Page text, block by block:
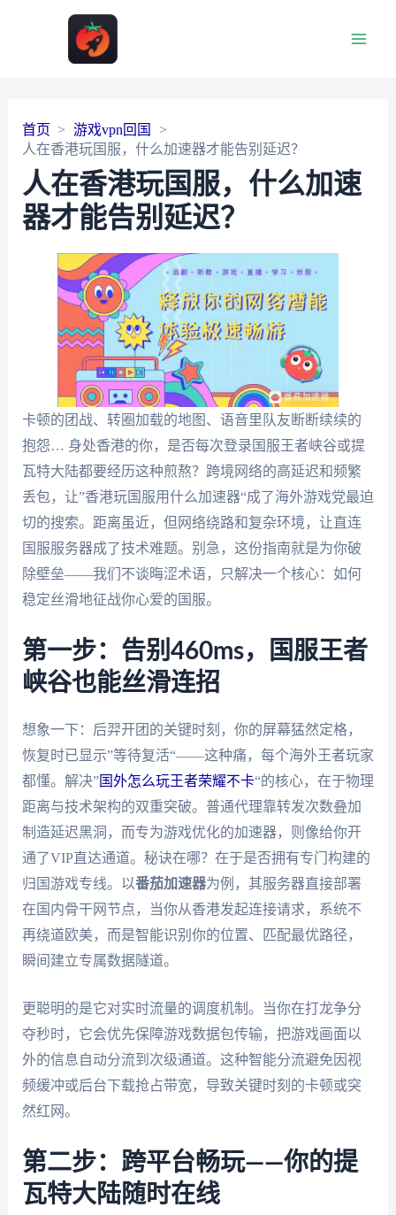
首页
游戏vpn回国
人在香港玩国服，什么加速器才能告别延迟？
人在香港玩国服，什么加速
器才能告别延迟？
卡顿的团战、转圈加载的地图、语音里队友断断续续的
抱怨… 身处香港的你，是否每次登录国服王者峡谷或提
瓦特大陆都要经历这种煎熬？跨境网络的高延迟和频繁
丢包，让”香港玩国服用什么加速器“成了海外游戏党最迫
切的搜索。距离虽近，但网络绕路和复杂环境，让直连
国服服务器成了技术难题。别急，这份指南就是为你破
除壁垒——我们不谈晦涩术语，只解决一个核心：如何
稳定丝滑地征战你心爱的国服。
第一步：告别460ms，国服王者
峡谷也能丝滑连招
想象一下：后羿开团的关键时刻，你的屏幕猛然定格，
恢复时已显示”等待复活“——这种痛，每个海外王者玩家
都懂。解决”国外怎么玩王者荣耀不卡“的核心，在于物理
距离与技术架构的双重突破。普通代理靠转发次数叠加
制造延迟黑洞，而专为游戏优化的加速器，则像给你开
通了VIP直达通道。秘诀在哪？在于是否拥有专门构建的
归国游戏专线。以番茄加速器为例，其服务器直接部署
在国内骨干网节点，当你从香港发起连接请求，系统不
再绕道欧美，而是智能识别你的位置、匹配最优路径，
瞬间建立专属数据隧道。
更聪明的是它对实时流量的调度机制。当你在打龙争分
夺秒时，它会优先保障游戏数据包传输，把游戏画面以
外的信息自动分流到次级通道。这种智能分流避免因视
频缓冲或后台下载抢占带宽，导致关键时刻的卡顿或突
然红网。
第二步：跨平台畅玩——你的提
瓦特大陆随时在线